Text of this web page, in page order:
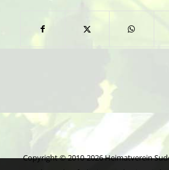
Copyright © 2010-2026 Heimatverein